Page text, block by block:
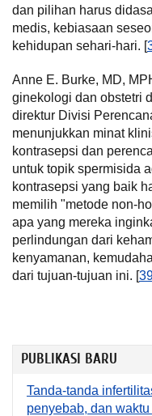
dan pilihan harus
medis, kebiasaan
kehidupan sehari-hari. [
Anne E. Burke, MD,
ginekologi dan obstetri
direktur Divisi
menunjukkan minat
kontrasepsi dan
untuk topik spermisida
kontrasepsi yang baik
memilih "metode non-
apa yang mereka
perlindungan dari
kenyamanan,
dari tujuan-tujuan ini. [
PUBLIKASI BARU
Tanda-tanda
penyebab, dan